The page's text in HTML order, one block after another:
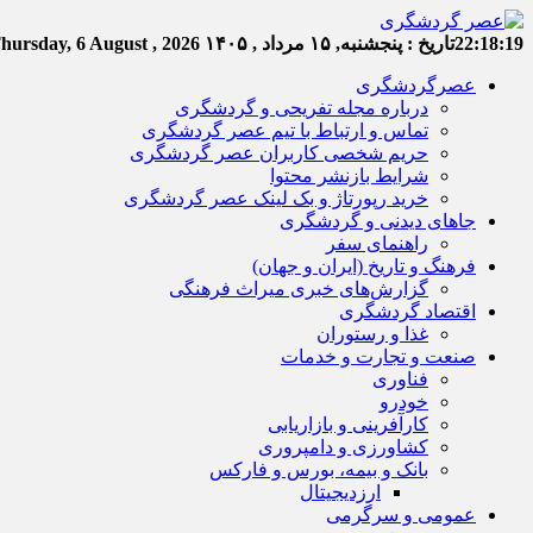
22:18:20تاریخ : پنجشنبه, ۱۵ مرداد , ۱۴۰۵ 6 August , 2026
عصرگردشگری
درباره مجله تفریحی و گردشگری
تماس و ارتباط با تیم عصر گردشگری
حریم شخصی کاربران عصر گردشگری
شرایط بازنشر محتوا
خرید رپورتاژ و بک لینک عصر گردشگری
جاهای دیدنی و گردشگری
راهنمای سفر
فرهنگ و تاریخ (ایران و جهان)
گزارش‌های خبری میراث فرهنگی
اقتصاد گردشگری
غذا و رستوران
صنعت و تجارت و خدمات
فناوری
خودرو
کارآفرینی و بازاریابی
کشاورزی و دامپروری
بانک و بیمه، بورس و فارکس
ارزدیجیتال
عمومی و سرگرمی